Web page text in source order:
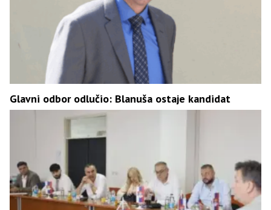
Glavni odbor odlučio: Blanuša ostaje kandidat